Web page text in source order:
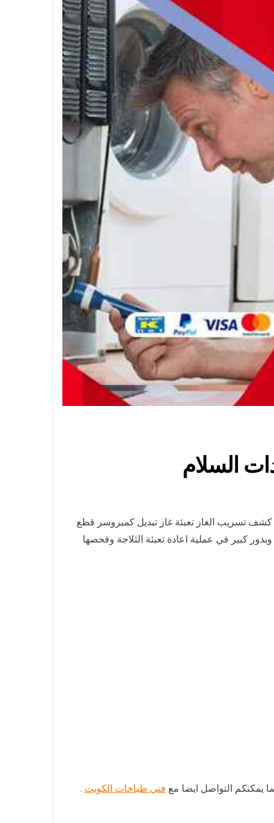
كشف تسريب الغاز تعبئة غاز تبديل كمبروسر قطع
كبير في عملية اعادة تعبئة الثلاجة وفحصها
فني طباخات الكويت .